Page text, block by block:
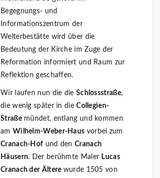
Begegnungs- und
Informationszentrum der
Welterbestätte wird über die
Bedeutung der Kirche im Zuge der
Reformation informiert und Raum zur
Reflektion geschaffen.
Wir laufen nun die die Schlossstraße,
die wenig später in dieCollegien-
Straßemündet, entlang und kommen
am Wilhelm-Weber-Haus vorbei zum
Cranach-Hof und denCranach
Häusern. Der berühmte Maler Lucas
Cranach der Ältere wurde 1505 von